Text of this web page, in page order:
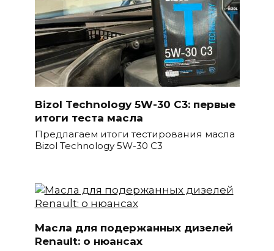
Bizol Technology 5W-30 C3: первые
итоги теста масла
Предлагаем итоги тестирования масла
Bizol Technology 5W-30 C3
Масла для подержанных дизелей
Renault: о нюансах